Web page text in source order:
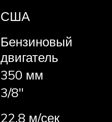
США
Бензиновый
двигатель
350 мм
3/8″
22.8 м/сек